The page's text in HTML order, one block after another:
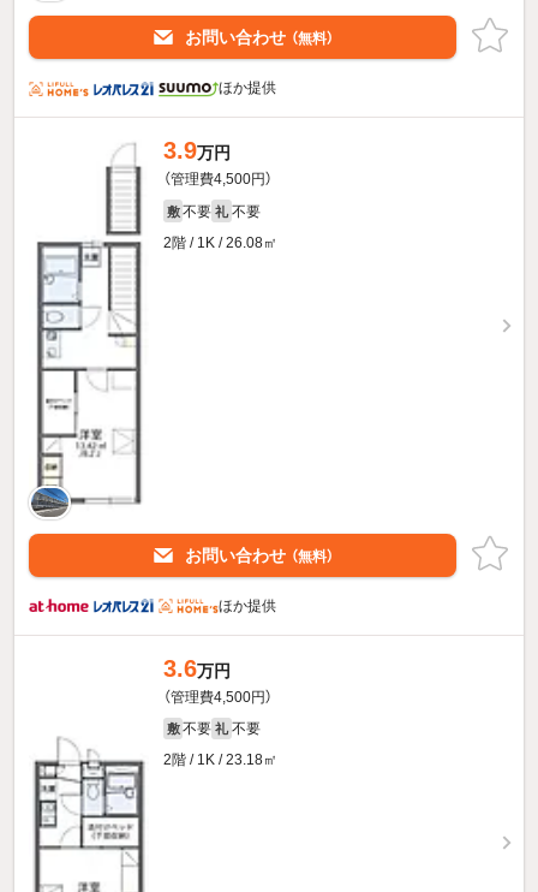
お問い合わせ （無料）
ほか提供
3.9万円
（管理費4,500円）
敷 不要 礼 不要
2階 / 1K / 26.08㎡
お問い合わせ （無料）
ほか提供
3.6万円
（管理費4,500円）
敷 不要 礼 不要
2階 / 1K / 23.18㎡